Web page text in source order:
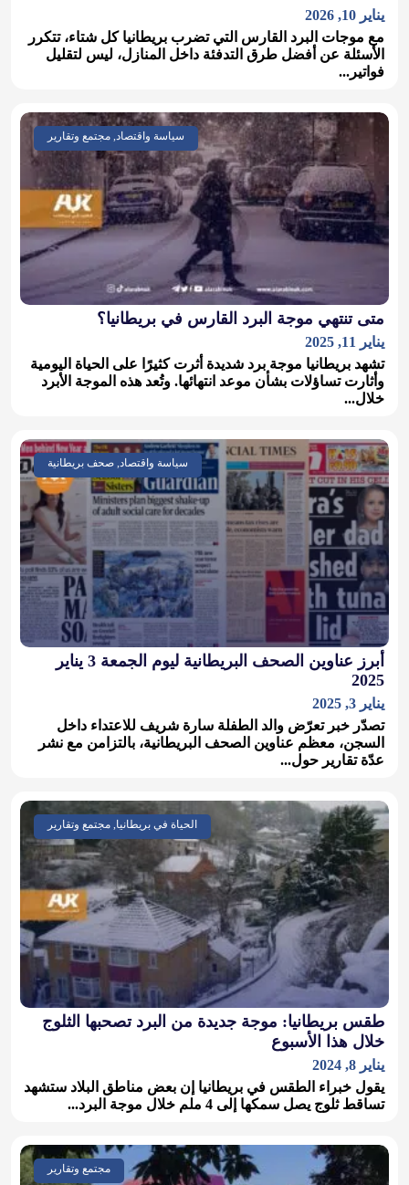
يناير 10, 2026
مع موجات البرد القارس التي تضرب بريطانيا كل شتاء، تتكرر
الأسئلة عن أفضل طرق التدفئة داخل المنازل، ليس لتقليل
فواتير...
سياسة واقتصاد, مجتمع وتقارير
متى تنتهي موجة البرد القارس في بريطانيا؟
يناير 11, 2025
تشهد بريطانيا موجة برد شديدة أثرت كثيرًا على الحياة اليومية
وأثارت تساؤلات بشأن موعد انتهائها. وتُعد هذه الموجة الأبرد
خلال...
سياسة واقتصاد, صحف بريطانية
أبرز عناوين الصحف البريطانية ليوم الجمعة 3 يناير
2025
يناير 3, 2025
تصدّر خبر تعرّض والد الطفلة سارة شريف للاعتداء داخل
السجن، معظم عناوين الصحف البريطانية، بالتزامن مع نشر
عدّة تقارير حول...
الحياة في بريطانيا, مجتمع وتقارير
طقس بريطانيا: موجة جديدة من البرد تصحبها الثلوج
خلال هذا الأسبوع
يناير 8, 2024
يقول خبراء الطقس في بريطانيا إن بعض مناطق البلاد ستشهد
تساقط ثلوج يصل سمكها إلى 4 ملم خلال موجة البرد...
مجتمع وتقارير